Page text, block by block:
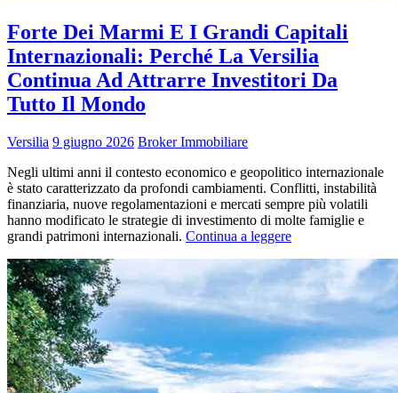
Forte Dei Marmi E I Grandi Capitali
Internazionali: Perché La Versilia
Continua Ad Attrarre Investitori Da
Tutto Il Mondo
Versilia 9 giugno 2026 Broker Immobiliare
Negli ultimi anni il contesto economico e geopolitico internazionale
è stato caratterizzato da profondi cambiamenti. Conflitti, instabilità
finanziaria, nuove regolamentazioni e mercati sempre più volatili
hanno modificato le strategie di investimento di molte famiglie e
grandi patrimoni internazionali. Continua a leggere